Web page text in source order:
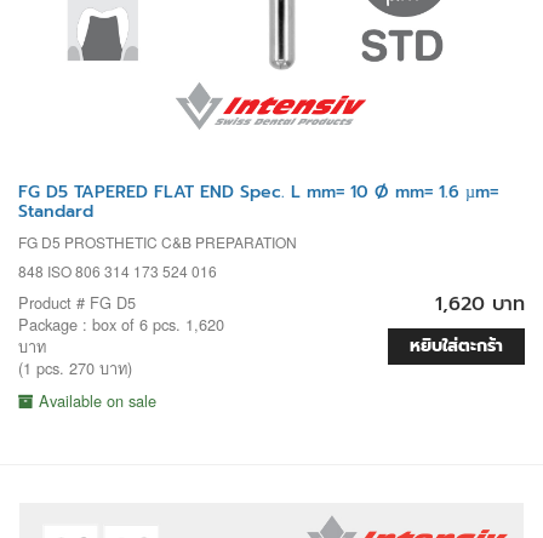
FG D5 TAPERED FLAT END Spec. L mm= 10 Ø mm= 1.6 µm=
Standard
FG D5 PROSTHETIC C&B PREPARATION
848 ISO 806 314 173 524 016
Product # FG D5
Package : box of 6 pcs. 1,620
บาท
(1 pcs. 270 บาท)
Available on sale
1,620 บาท
หยิบใส่ตะกร้า